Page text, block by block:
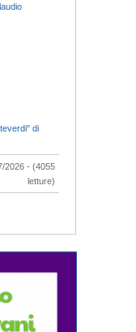
di
2026 - (4055
letture)